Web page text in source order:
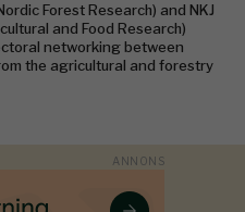
Forest Research) and NKJ
and Food Research)
networking between
the agricultural and forestry